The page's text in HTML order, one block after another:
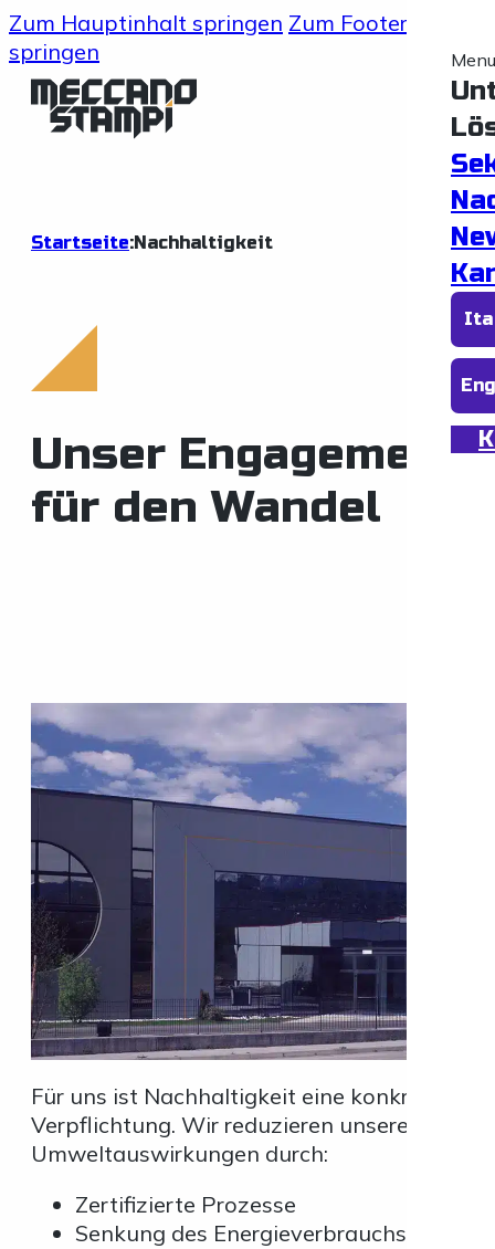
Zum Hauptinhalt springen Zum Footer
springen
Menu
Ita
Eng
Startseite:Nachhaltigkeit
Unser Engagement
für den Wandel
Für uns ist Nachhaltigkeit eine konkrete
Verpflichtung. Wir reduzieren unsere
Umweltauswirkungen durch:
Zertifizierte Prozesse
Senkung des Energieverbrauchs und